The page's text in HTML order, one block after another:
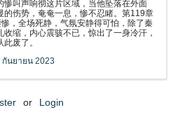
惨叫声响彻这片区域，当他坠落在外面
的伤势，奄奄一息，惨不忍睹。第119章
，全场死静，气氛安静得可怕，除了秦
缩，内心震骇不已，惊出了一身冷汗，
废了。
กันยายน 2023
or Login